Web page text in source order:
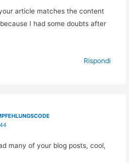
article matches the content
I had some doubts after
Rispondi
many of your blog posts, cool,